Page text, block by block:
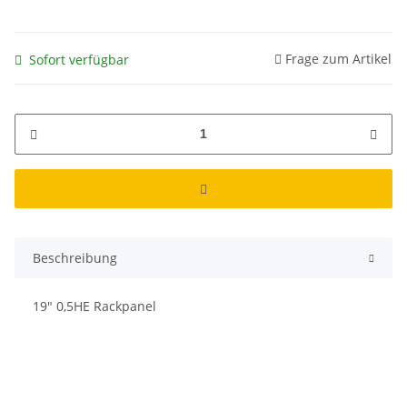
Sofort verfügbar Frage zum Artikel
Beschreibung
19" 0,5HE Rackpanel